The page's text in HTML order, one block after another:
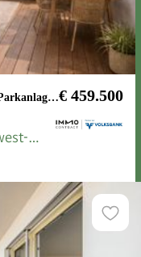
€ 459.500